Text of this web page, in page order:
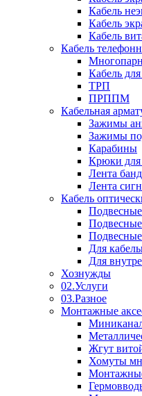
Кабель
Кабель
Кабель
Кабель
Кабель
ТРП
ПРППМ
Кабельная
Зажимы
Зажимы
Карабины
Крюки для
Лента
Лента
Кабель
Для
Для
Хознужды
02.Услуги
03.Разное
Монтажные
Жгут
Хомуты